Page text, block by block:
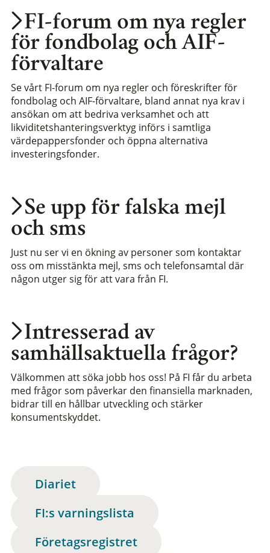
Intresserad av
samhällsaktuella frågor?
Välkommen att söka jobb hos oss! På FI får du arbeta
med frågor som påverkar den finansiella marknaden,
bidrar till en hållbar utveckling och stärker
konsumentskyddet.
Se upp för falska mejl
och sms
Just nu ser vi en ökning av personer som kontaktar
oss om misstänkta mejl, sms och telefonsamtal där
någon utger sig för att vara från FI.
FI-forum om nya regler
för fondbolag och AIF-
förvaltare
Se vårt FI-forum om nya regler och föreskrifter för
fondbolag och AIF-förvaltare, bland annat nya krav i
ansökan om att bedriva verksamhet och att
likviditetshanteringsverktyg införs i samtliga
värdepappersfonder och öppna alternativa
investeringsfonder.
Diariet
FI:s varningslista
Företagsregistret